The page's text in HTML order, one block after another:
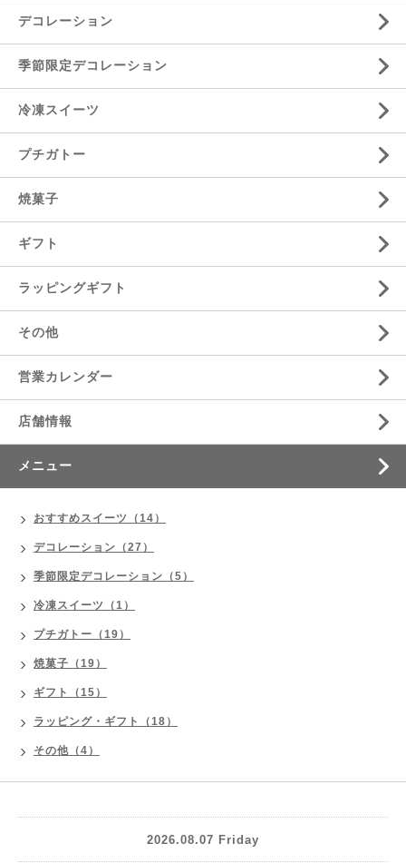
デコレーション
季節限定デコレーション
冷凍スイーツ
プチガトー
焼菓子
ギフト
ラッピングギフト
その他
営業カレンダー
店舗情報
メニュー
おすすめスイーツ（14）
デコレーション（27）
季節限定デコレーション（5）
冷凍スイーツ（1）
プチガトー（19）
焼菓子（19）
ギフト（15）
ラッピング・ギフト（18）
その他（4）
2026.08.07 Friday